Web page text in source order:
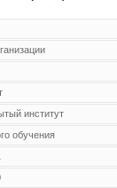
институт
обучения